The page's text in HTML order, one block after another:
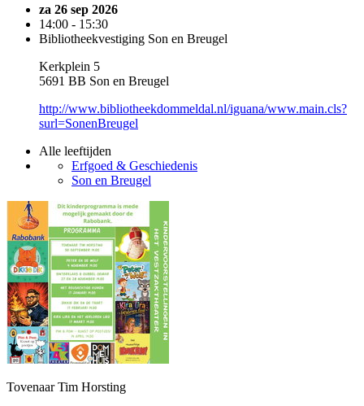
za 26 sep 2026
14:00 - 15:30
Bibliotheekvestiging Son en Breugel
Kerkplein 5
5691 BB Son en Breugel
http://www.bibliotheekdommeldal.nl/iguana/www.main.cls?
surl=SonenBreugel
Alle leeftijden
Erfgoed & Geschiedenis
Son en Breugel
Tovenaar Tim Horsting